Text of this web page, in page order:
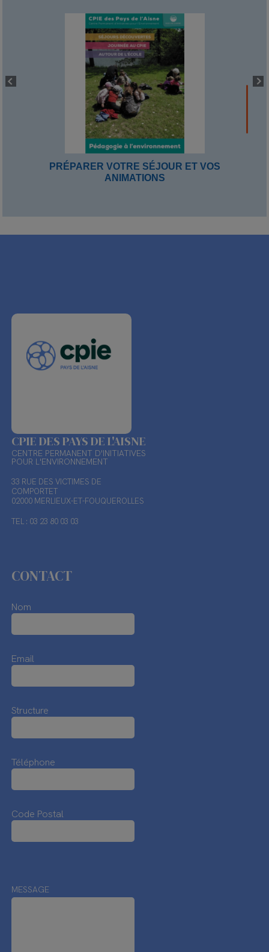
PRÉPARER VOTRE SÉJOUR ET VOS
ANIMATIONS
CPIE DES PAYS DE L'AISNE
CENTRE PERMANENT D'INITIATIVES
POUR L'ENVIRONNEMENT
33 RUE DES VICTIMES DE
COMPORTET
02000 MERLIEUX-ET-FOUQUEROLLES
TEL : 03 23 80 03 03
CONTACT
Nom
Email
Structure
Téléphone
Code Postal
MESSAGE